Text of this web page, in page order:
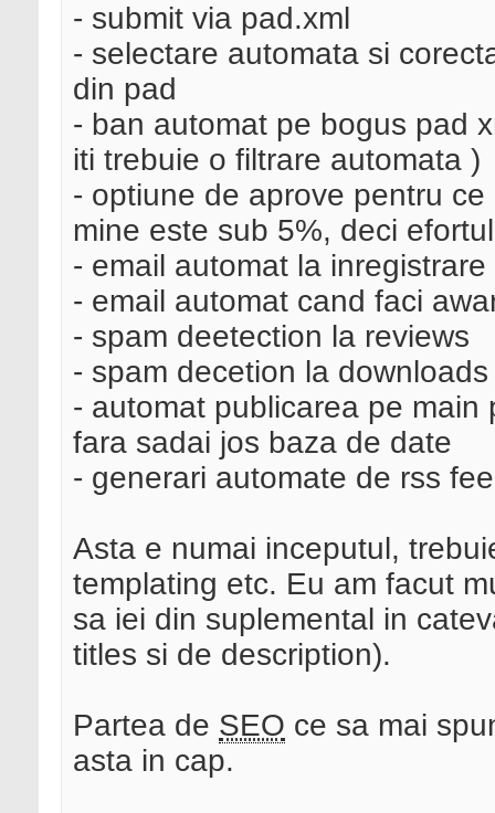
- submit via pad.xml
- selectare automata si
din pad
- ban automat pe bogus pad
iti trebuie o filtrare automata )
- optiune de aprove pentru
mine este sub 5%, deci
- email automat la inregistrare
- email automat cand faci
- spam deetection la reviews
- spam decetion la downloads
- automat publicarea pe
fara sadai jos baza de date
- generari automate de rss
Asta e numai inceputul,
templating etc. Eu am facut
sa iei din suplemental in
titles si de description).
Partea de SEO ce sa mai
asta in cap.